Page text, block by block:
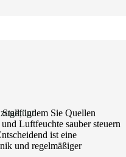
indem Sie Quellen
Luftfeuchte sauber steuern
ist eine
und regelmäßiger